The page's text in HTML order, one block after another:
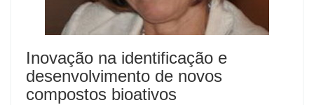
Inovação na identificação e
desenvolvimento de novos
compostos bioativos